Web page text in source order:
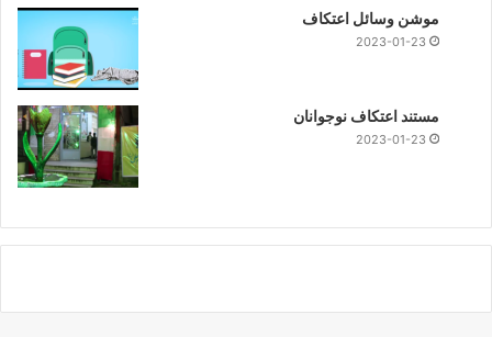
موشن وسائل اعتکاف
2023-01-23
مستند اعتکاف نوجوانان
2023-01-23